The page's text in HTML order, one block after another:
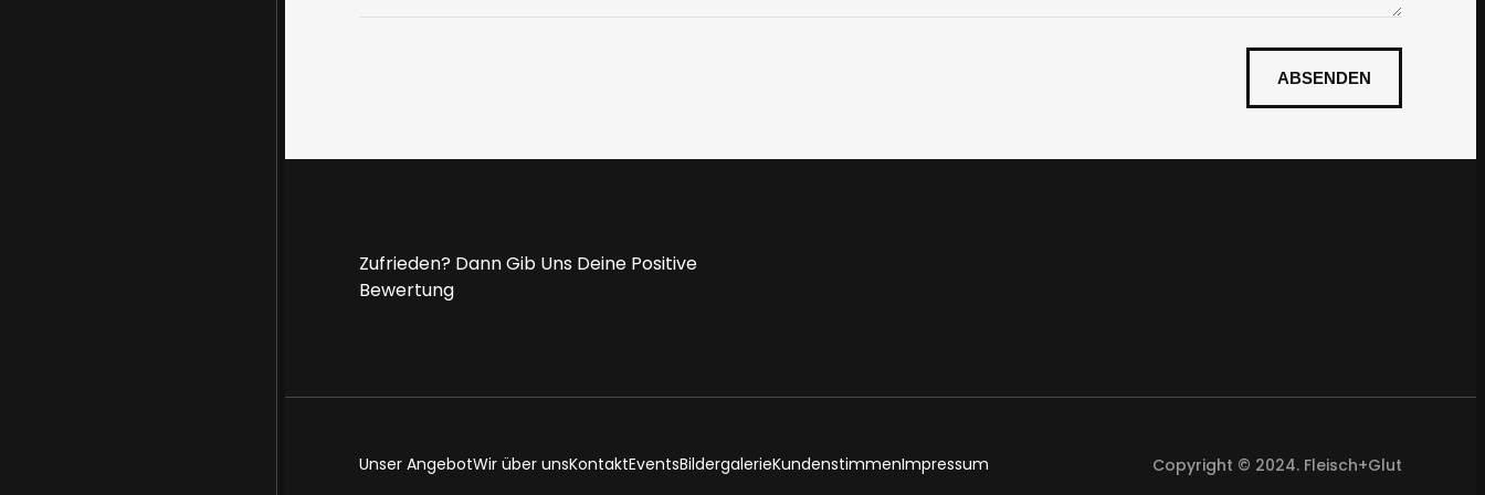
Zufrieden? Dann Gib Uns Deine Positive
Bewertung
Unser AngebotWir über unsKontaktEventsBildergalerieKundenstimmenImpressum Copyright © 2024. Fleisch+Glut